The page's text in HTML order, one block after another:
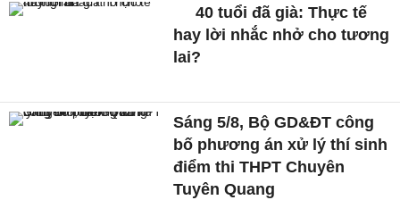
40 tuổi đã già: Thực tế
hay lời nhắc nhở cho tương
lai?
Sáng 5/8, Bộ GD&ĐT công
bố phương án xử lý thí sinh
điểm thi THPT Chuyên
Tuyên Quang